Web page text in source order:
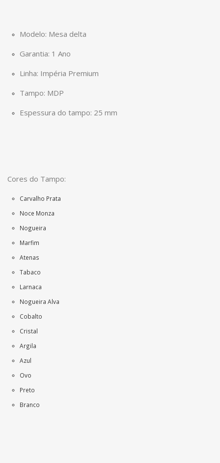
Modelo: Mesa delta
Garantia: 1 Ano
Linha: Impéria Premium
Tampo: MDP
Espessura do tampo: 25 mm
Cores do Tampo:
Carvalho Prata
Noce Monza
Nogueira
Marfim
Atenas
Tabaco
Larnaca
Nogueira Alva
Cobalto
Cristal
Argila
Azul
Ovo
Preto
Branco